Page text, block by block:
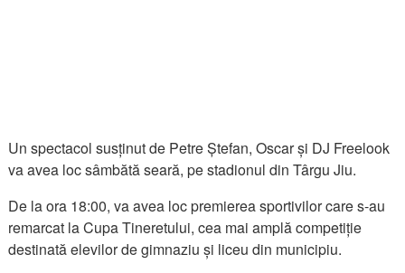
Un spectacol susținut de Petre Ștefan, Oscar și DJ Freelook
va avea loc sâmbătă seară, pe stadionul din Târgu Jiu.
De la ora 18:00, va avea loc premierea sportivilor care s-au
remarcat la Cupa Tineretului, cea mai amplă competiție
destinată elevilor de gimnaziu și liceu din municipiu.